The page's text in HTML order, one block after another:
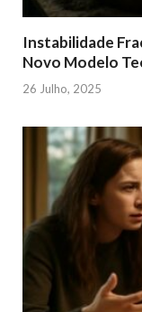
Instabilidade
Novo Modelo
26 Julho, 2025